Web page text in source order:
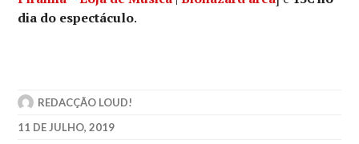
dia do espectáculo.
REDACÇÃO LOUD!
11 DE JULHO, 2019